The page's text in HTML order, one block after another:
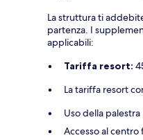
La struttura ti
partenza. I
applicabili:
Tariffa resort:
La tariffa resort
Uso della palestra
Accesso al centro